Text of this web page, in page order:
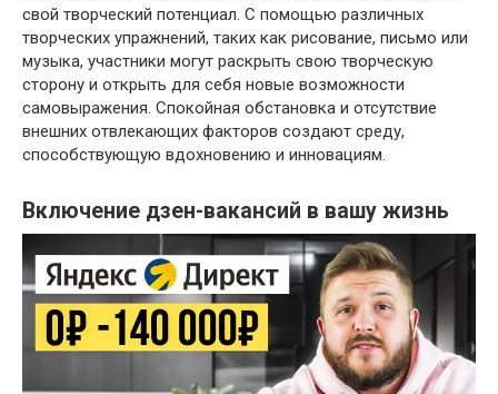
свой творческий потенциал. С помощью различных
творческих упражнений, таких как рисование, письмо или
музыка, участники могут раскрыть свою творческую
сторону и открыть для себя новые возможности
самовыражения. Спокойная обстановка и отсутствие
внешних отвлекающих факторов создают среду,
способствующую вдохновению и инновациям.
Включение дзен-вакансий в вашу жизнь